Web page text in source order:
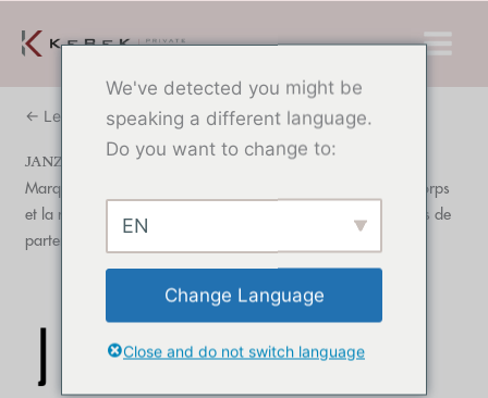
← Le portefeuille
JANZEN
Marque de luxe abordable proposant des produits pour le corps
et la maison aux consommateurs, principalement par le biais de
partenariats B2B.
We've detected you might be
speaking a different language.
Do you want to change to:
EN
Change Language
Close and do not switch language